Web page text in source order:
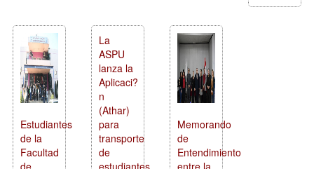
Estudiantes
de la
Facultad
de
La
ASPU
lanza la
Aplicaci?
n
(Athar)
para
transporte
de
estudiantes
Memorando
de
Entendimiento
entre la